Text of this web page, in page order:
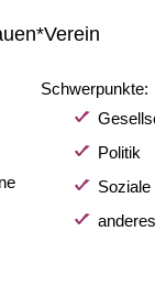
Schwerpunkte:
Politik
anderes